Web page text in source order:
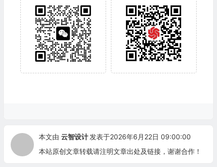
本文由 云智设计 发表于2026年6月22日 09:00:00
本站原创文章转载请注明文章出处及链接，谢谢合作！